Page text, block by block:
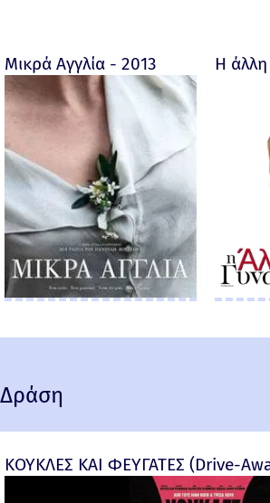
Μικρά Αγγλία - 2013 Η
Δράση
ΚΟΥΚΛΕΣ ΚΑΙ ΦΕΥΓΑΤΕΣ (Drive-